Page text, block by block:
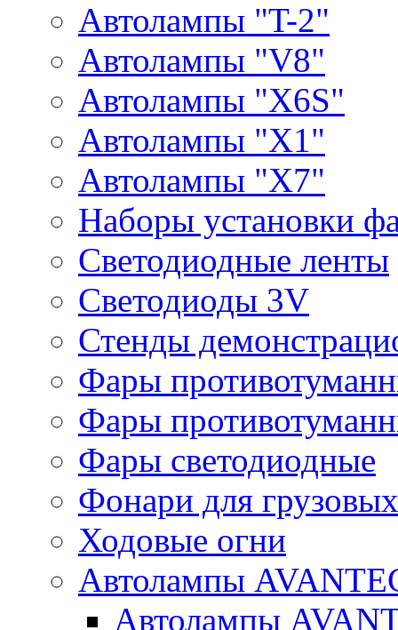
Автолампы "T-2"
Автолампы "V8"
Автолампы "X6S"
Автолампы "Х1"
Автолампы "Х7"
Наборы установки
Светодиодные ленты
Светодиоды 3V
Стенды
Фары
Фары
Фары светодиодные
Фонари для
Ходовые огни
Автолампы
Автолампы